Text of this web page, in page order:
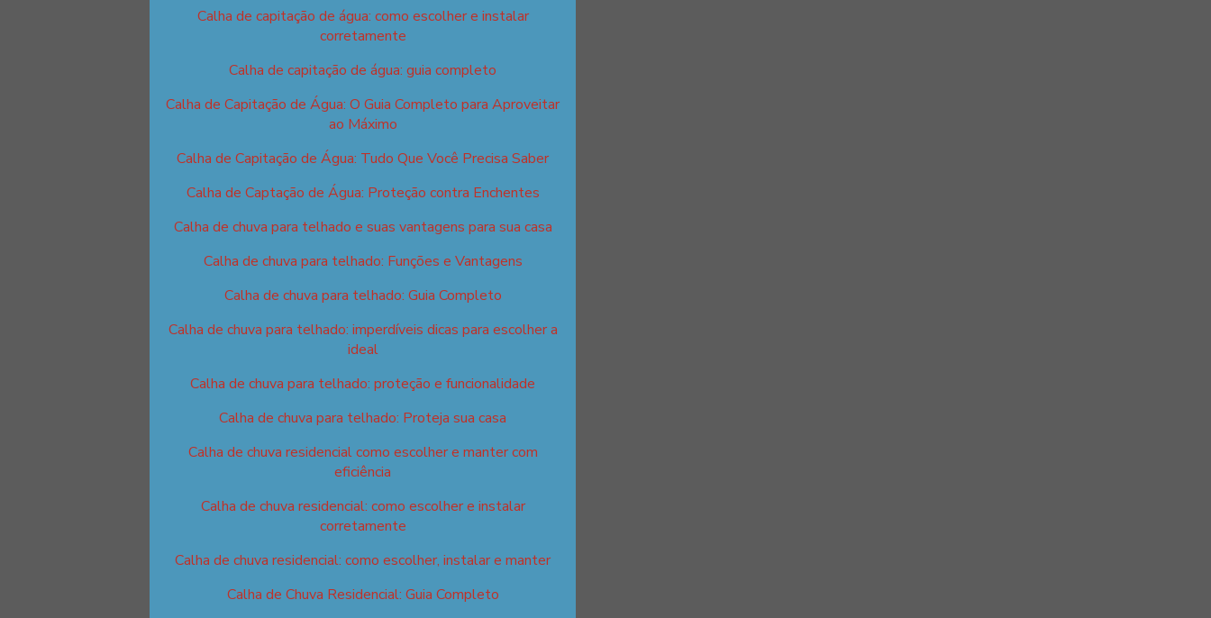
Calha de capitação de água: como escolher e instalar
corretamente
Calha de capitação de água: guia completo
Calha de Capitação de Água: O Guia Completo para Aproveitar
ao Máximo
Calha de Capitação de Água: Tudo Que Você Precisa Saber
Calha de Captação de Água: Proteção contra Enchentes
Calha de chuva para telhado e suas vantagens para sua casa
Calha de chuva para telhado: Funções e Vantagens
Calha de chuva para telhado: Guia Completo
Calha de chuva para telhado: imperdíveis dicas para escolher a
ideal
Calha de chuva para telhado: proteção e funcionalidade
Calha de chuva para telhado: Proteja sua casa
Calha de chuva residencial como escolher e manter com
eficiência
Calha de chuva residencial: como escolher e instalar
corretamente
Calha de chuva residencial: como escolher, instalar e manter
Calha de Chuva Residencial: Guia Completo